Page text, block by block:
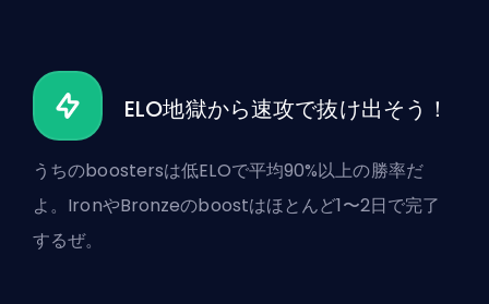
ELO地獄から速攻で抜け出そう！
うちのboostersは低ELOで平均90%以上の勝率だ
よ。IronやBronzeのboostはほとんど1〜2日で完了
するぜ。